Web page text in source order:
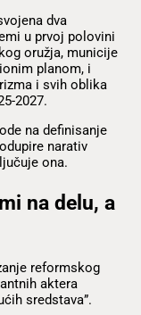
dva
u prvoj polovini
oružja, municije
planom, i
i svih oblika
2027.
na definisanje
narativ
ona.
na delu, a
reformskog
aktera
sredstava”.